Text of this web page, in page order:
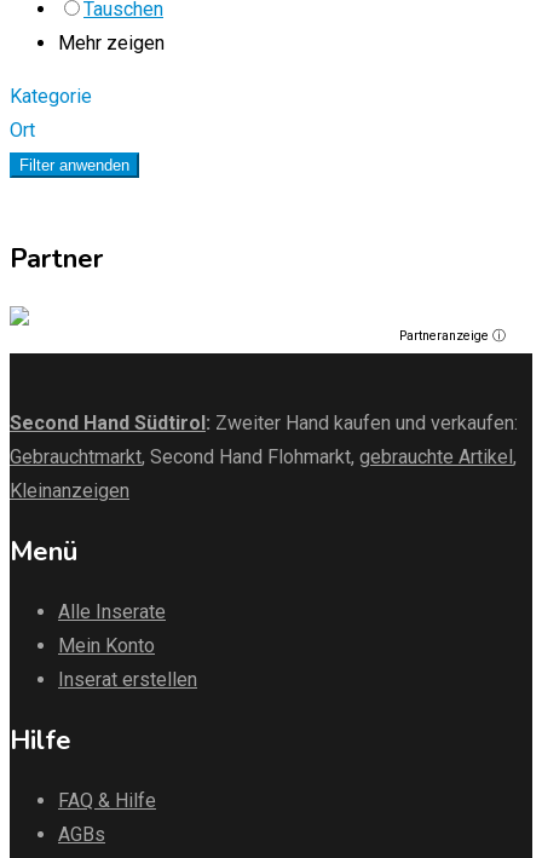
Tauschen
Mehr zeigen
Kategorie
Ort
Filter anwenden
Partner
Partneranzeige ⓘ
Second Hand Südtirol : Zweiter Hand kaufen und verkaufen:
Gebrauchtmarkt, Second Hand Flohmarkt, gebrauchte Artikel ,
Kleinanzeigen
Menü
Alle Inserate
Mein Konto
Inserat erstellen
Hilfe
FAQ & Hilfe
AGBs